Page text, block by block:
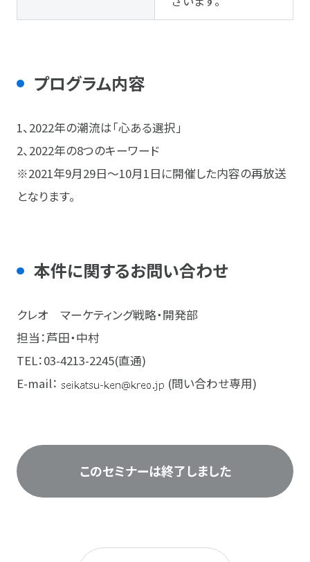
プログラム内容
1、2022年の潮流は「心ある選択」
2、2022年の8つのキーワード
※2021年9月29日～10月1日に開催した内容の再放送
となります。
本件に関するお問い合わせ
クレオ マーケティング戦略・開発部
担当：芦田・中村
TEL：03-4213-2245(直通)
E-mail：
(問い合わせ専用)
このセミナーは終了しました